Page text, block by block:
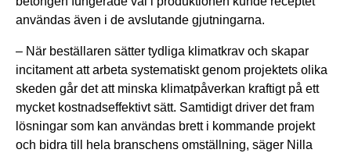
användas även i de avslutande gjutningarna.
– När beställaren sätter tydliga klimatkrav och skapar
incitament att arbeta systematiskt genom projektets olika
skeden går det att minska klimatpåverkan kraftigt på ett
mycket kostnadseffektivt sätt. Samtidigt driver det fram
lösningar som kan användas brett i kommande projekt
och bidra till hela branschens omställning, säger Nilla